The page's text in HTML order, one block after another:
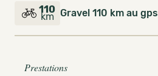
110
km Gravel 110 km au gps
Prestations